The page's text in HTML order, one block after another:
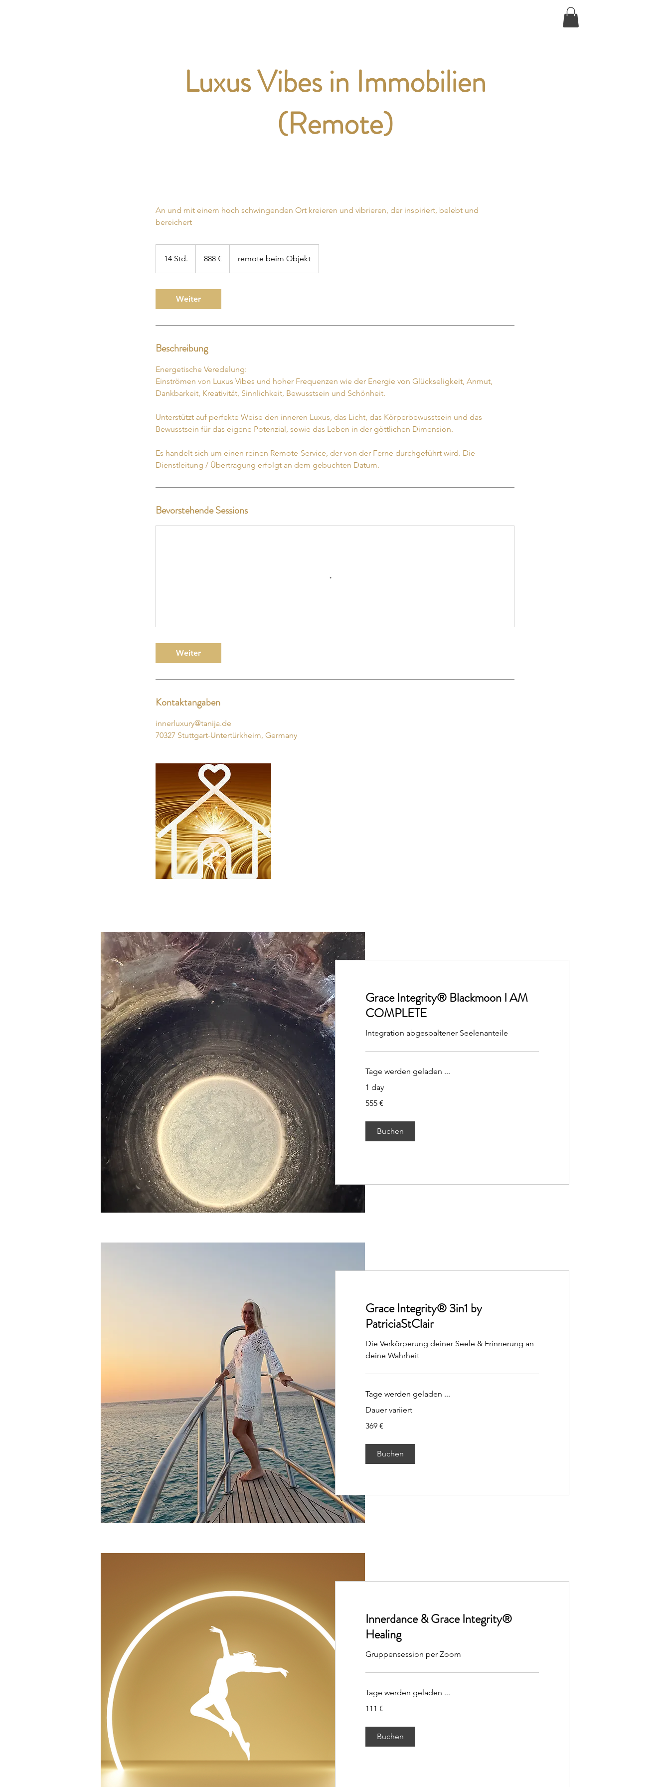
Luxus Vibes in Immobilien
(Remote)
An und mit einem hoch schwingenden Ort kreieren und vibrieren, der inspiriert, belebt und
bereichert
14 Std.
t
888 € remote beim Objekt
Weiter
Beschreibung
Energetische Veredelung:
Einströmen von Luxus Vibes und hoher Frequenzen wie der Energie von Glückseligkeit, Anmut,
Dankbarkeit, Kreativität, Sinnlichkeit, Bewusstsein und Schönheit.
Unterstützt auf perfekte Weise den inneren Luxus, das Licht, das Körperbewusstsein und das
Bewusstsein für das eigene Potenzial, sowie das Leben in der göttlichen Dimension.
Es handelt sich um einen reinen Remote-Service, der von der Ferne durchgeführt wird. Die
Dienstleitung / Übertragung erfolgt an dem gebuchten Datum.
Bevorstehende Sessions
Weiter
Kontaktangaben
innerluxury@tanija.de
70327 Stuttgart-Untertürkheim, Germany
Grace Integrity® Blackmoon I AM
COMPLETE
Integration abgespaltener Seelenanteile
Tage werden geladen ...
1 day
Euro
555 €
Buchen
Grace Integrity® 3in1 by
PatriciaStClair
Die Verkörperung deiner Seele & Erinnerung an
deine Wahrheit
Tage werden geladen ...
Dauer variiert
Euro
369 €
Buchen
Innerdance & Grace Integrity®
Healing
Gruppensession per Zoom
Tage werden geladen ...
111 €
Buchen